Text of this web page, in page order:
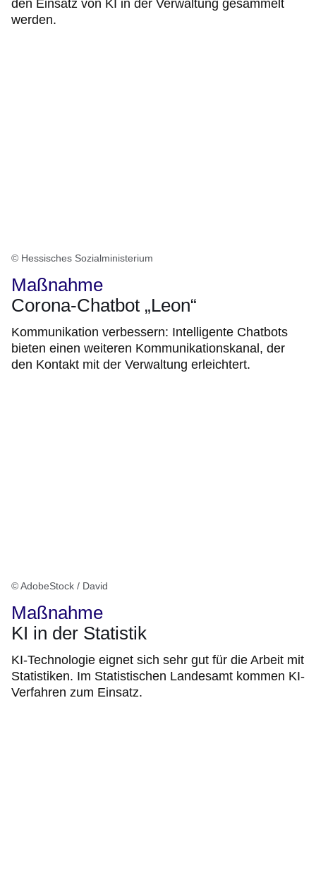
den Einsatz von KI in der Verwaltung gesammelt
werden.
© Hessisches Sozialministerium
Maßnahme
Corona-Chatbot „Leon“
Kommunikation verbessern: Intelligente Chatbots
bieten einen weiteren Kommunikationskanal, der
den Kontakt mit der Verwaltung erleichtert.
© AdobeStock / David
Maßnahme
KI in der Statistik
KI-Technologie eignet sich sehr gut für die Arbeit mit
Statistiken. Im Statistischen Landesamt kommen KI-
Verfahren zum Einsatz.